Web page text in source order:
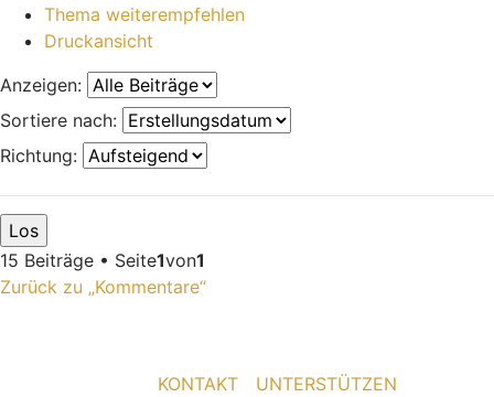
Thema weiterempfehlen
Druckansicht
Anzeigen:
Sortiere nach:
Richtung:
15 Beiträge • Seite1von1
Zurück zu „Kommentare“
KONTAKT
UNTERSTÜTZEN